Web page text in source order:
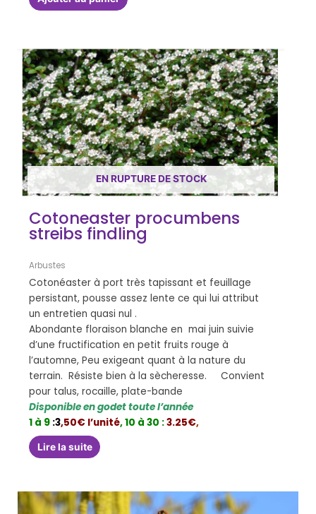
EN RUPTURE DE STOCK
Cotoneaster procumbens
streibs findling
Arbustes
Cotonéaster à port très tapissant et feuillage
persistant, pousse assez lente ce qui lui attribut
un entretien quasi nul .
Abondante floraison blanche en mai juin suivie
d’une fructification en petit fruits rouge à
l’automne, Peu exigeant quant à la nature du
terrain. Résiste bien à la sècheresse. Convient
pour talus, rocaille, plate-bande
Disponible en godet toute l’année
1 à 9 :3,50€ l’unité,10 à 30 :3.25€,
Lire la suite